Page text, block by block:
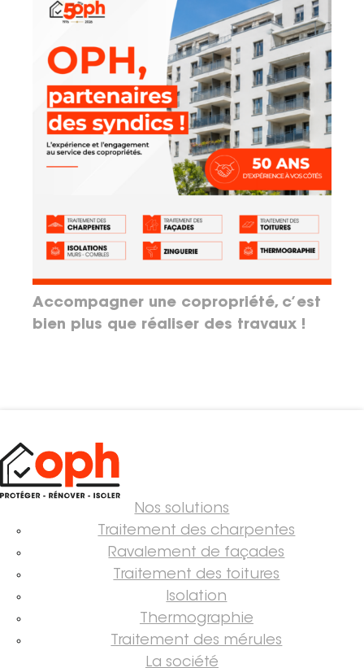
Accompagner une copropriété, c’est
bien plus que réaliser des travaux !
Nos solutions
Traitement des charpentes
Ravalement de façades
Traitement des toitures
Isolation
Thermographie
Traitement des mérules
La société